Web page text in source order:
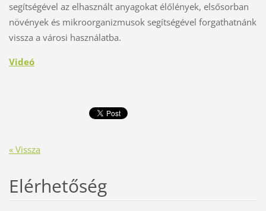
segítségével az elhasznált anyagokat élőlények, elsősorban
növények és mikroorganizmusok segítségével forgathatnánk
vissza a városi használatba.
Videó
« Vissza
Elérhetőség